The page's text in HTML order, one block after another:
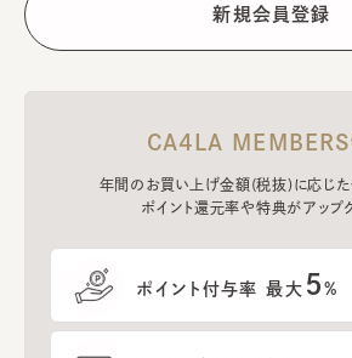
CA4LA
年間のお買い上げ金額(税抜)に応じた
ポイント還元率や特典がアップグ
ポイント付与率 最大 5%